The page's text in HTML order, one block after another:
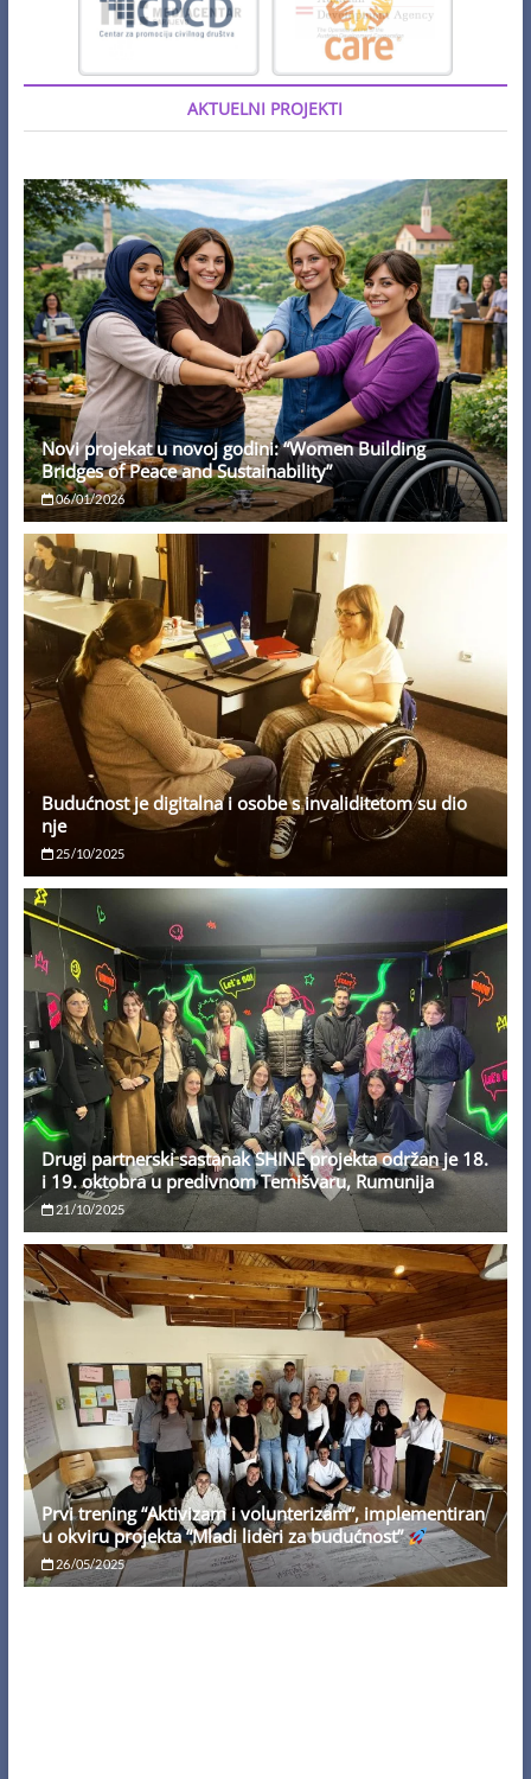
AKTUELNI PROJEKTI
Novi projekat u novoj godini: “Women Building
Bridges of Peace and Sustainability”
06/01/2026
Budućnost je digitalna i osobe s invaliditetom su dio
nje
25/10/2025
Drugi partnerski sastanak SHINE projekta održan je 18.
i 19. oktobra u predivnom Temišvaru, Rumunija
21/10/2025
Prvi trening “Aktivizam i volunterizam”, implementiran
u okviru projekta “Mladi lideri za budućnost”
26/05/2025